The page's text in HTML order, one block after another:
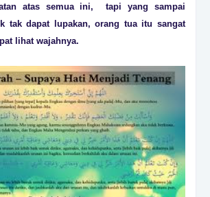
atas semua ini, tapi yang sampai
tak dapat lupakan, orang tua itu sangat
lihat wajahnya.